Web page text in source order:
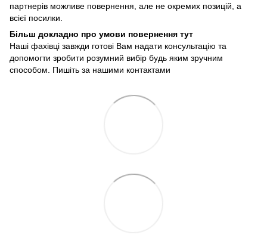
партнерів можливе повернення, але не окремих позицій, а
всієї посилки.
Більш докладно про умови повернення тут
Наші фахівці завжди готові Вам надати консультацію та
допомогти зробити розумний вибір будь яким зручним
способом. Пишіть за нашими контактами